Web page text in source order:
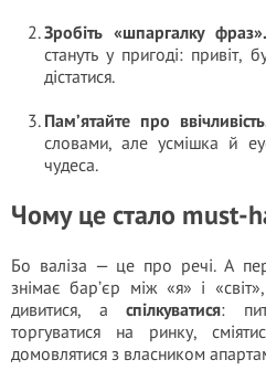
Зробіть «шпаргалку фраз».
стануть у пригоді: привіт,
дістатися.
Пам’ятайте про
словами, але усмішка й
чудеса.
Чому це стало must-
Бо валіза — це про речі. А
знімає бар’єр між «я» і
дивитися, а спілкуватися:
торгуватися на ринку,
домовлятися з власником